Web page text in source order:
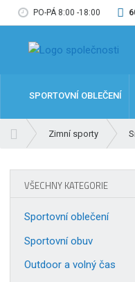
PO-PÁ 8:00 -18:00
SPORTOVNÍ OBLEČENÍ
Zimní sporty
VŠECHNY KATEGORIE
Sportovní oblečení
Sportovní obuv
Outdoor a volný čas